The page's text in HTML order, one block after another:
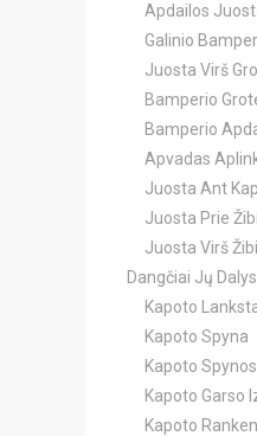
Apdailos
Galinio
Juosta Virš
Bamperio
Bamperio
Apvadas
Juosta Ant
Juosta Prie
Juosta Virš
Dangčiai Jų Dalys
Kapoto
Kapoto Spyna
Kapoto
Kapoto Garso
Kapoto